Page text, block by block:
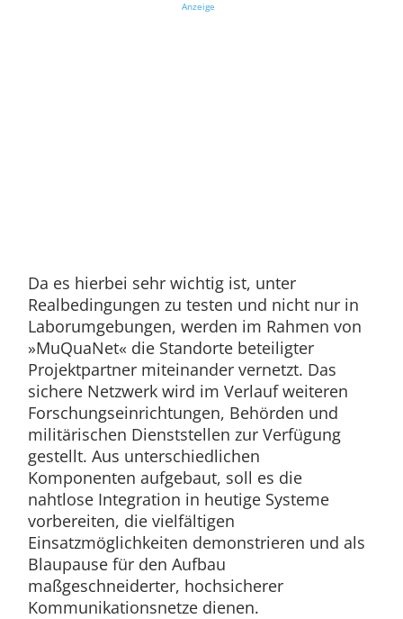
Anzeige
Da es hierbei sehr wichtig ist, unter
Realbedingungen zu testen und nicht nur in
Laborumgebungen, werden im Rahmen von
»MuQuaNet« die Standorte beteiligter
Projektpartner miteinander vernetzt. Das
sichere Netzwerk wird im Verlauf weiteren
Forschungseinrichtungen, Behörden und
militärischen Dienststellen zur Verfügung
gestellt. Aus unterschiedlichen
Komponenten aufgebaut, soll es die
nahtlose Integration in heutige Systeme
vorbereiten, die vielfältigen
Einsatzmöglichkeiten demonstrieren und als
Blaupause für den Aufbau
maßgeschneiderter, hochsicherer
Kommunikationsnetze dienen.